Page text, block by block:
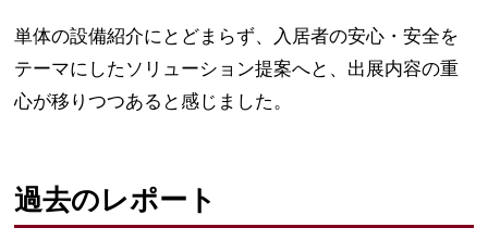
単体の設備紹介にとどまらず、入居者の安心・安全を
テーマにしたソリューション提案へと、出展内容の重
心が移りつつあると感じました。
過去のレポート